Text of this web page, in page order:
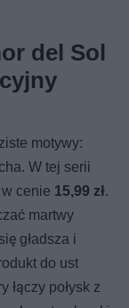
del Sol
motywy:
W tej serii
cenie 15,99 zł.
martwy
gładsza i
do ust
łączy połysk z